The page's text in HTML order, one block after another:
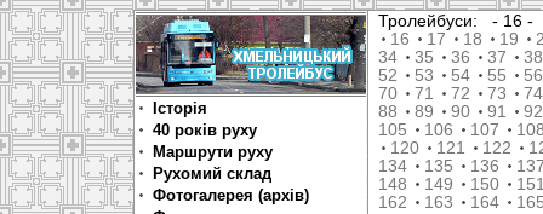
Історія
40 років руху
Маршрути руху
Рухомий склад
Фотогалерея (архів)
Тролейбуси:
- 16
16
17 18 19
34
35 36 37
38
52
53 54 55
56
70
71 72 73
74
88
89 90 91
92
105
106 107
120
121 122
134
135 136
148
149 150
162
163 164